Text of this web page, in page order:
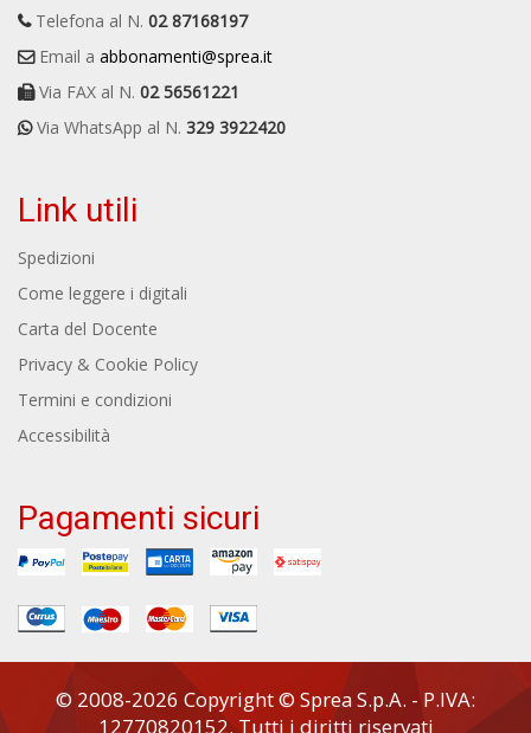
Telefona al N. 02 87168197
Email a abbonamenti@sprea.it
Via FAX al N. 02 56561221
Via WhatsApp al N. 329 3922420
Link utili
Spedizioni
Come leggere i digitali
Carta del Docente
Privacy & Cookie Policy
Termini e condizioni
Accessibilità
Pagamenti sicuri
© 2008-2026 Copyright © Sprea S.p.A. - P.IVA:
12770820152. Tutti i diritti riservati